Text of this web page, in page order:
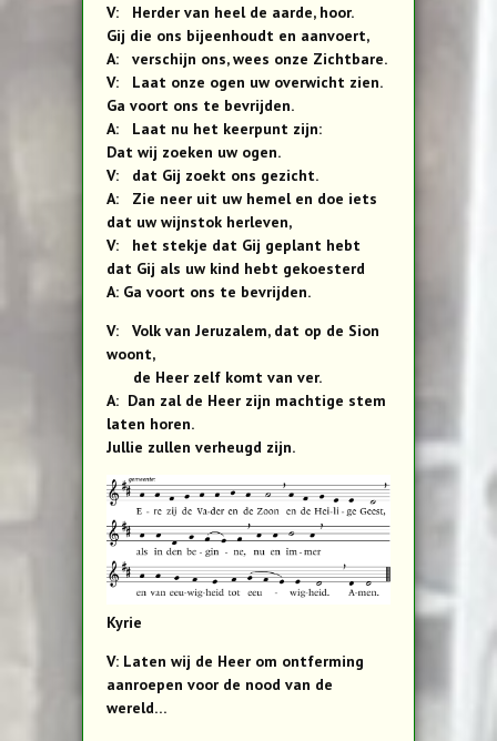
V: Herder van heel de aarde, hoor.
Gij die ons bijeenhoudt en aanvoert,
A: verschijn ons, wees onze Zichtbare.
V: Laat onze ogen uw overwicht zien.
Ga voort ons te bevrijden.
A: Laat nu het keerpunt zijn:
Dat wij zoeken uw ogen.
V: dat Gij zoekt ons gezicht.
A: Zie neer uit uw hemel en doe iets
dat uw wijnstok herleven,
V: het stekje dat Gij geplant hebt
dat Gij als uw kind hebt gekoesterd
A: Ga voort ons te bevrijden.
V: Volk van Jeruzalem, dat op de Sion
woont,
de Heer zelf komt van ver.
A: Dan zal de Heer zijn machtige stem
laten horen.
Jullie zullen verheugd zijn.
Kyrie
V: Laten wij de Heer om ontferming
aanroepen voor de nood van de
wereld…